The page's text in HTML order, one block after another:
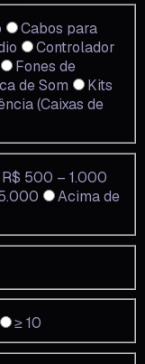
Cabos para
Controlador
Fones de
de Som
Kits
(Caixas de
R$ 500 – 1.000
Acima de
≥ 10